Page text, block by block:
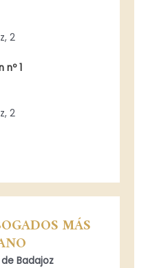
2
1
2
MÁS
Badajoz